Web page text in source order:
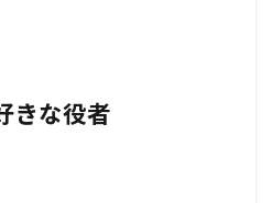
きな役者